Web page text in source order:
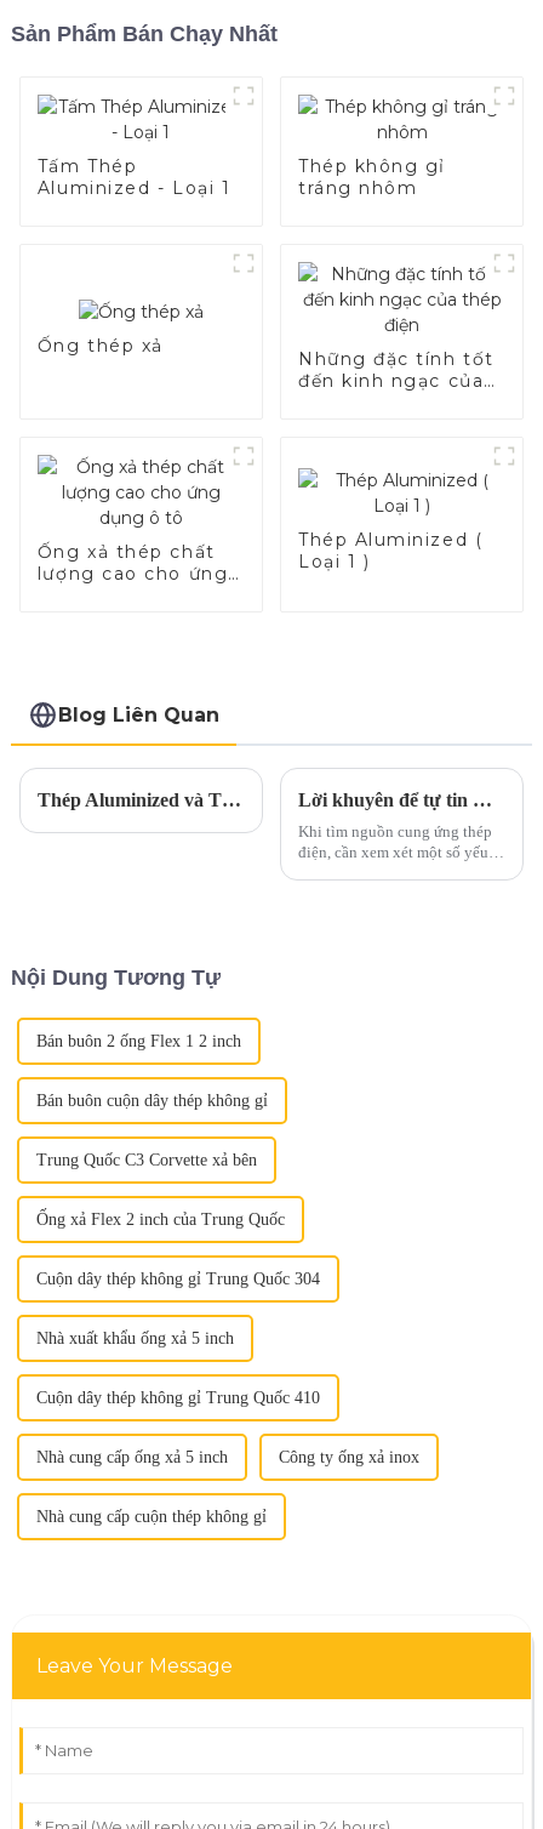
Sản Phẩm Bán Chạy Nhất
Tấm Thép
Aluminized - Loại 1
Thép không gỉ
tráng nhôm
Ống thép xả
Những đặc tính tốt
đến kinh ngạc của
Ống xả thép chất
lượng cao cho ứng
Thép Aluminized (
Loại 1 )
Blog Liên Quan
Thép Aluminized và Thép không gỉ Aluminized là họ hàng của nhau? Lời khuyên để tự tin mua sắm thép điện
Khi tìm nguồn cung ứng thép
điện, cần xem xét một số yếu tố
Nội Dung Tương Tự
Bán buôn 2 ống Flex 1 2 inch
Bán buôn cuộn dây thép không gỉ
Trung Quốc C3 Corvette xả bên
Ống xả Flex 2 inch của Trung Quốc
Cuộn dây thép không gỉ Trung Quốc 304
Nhà xuất khẩu ống xả 5 inch
Cuộn dây thép không gỉ Trung Quốc 410
Nhà cung cấp ống xả 5 inch Công ty ống xả inox
Nhà cung cấp cuộn thép không gỉ
Leave Your Message